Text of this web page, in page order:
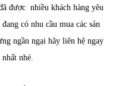
được nhiều khách hàng yêu
có nhu cầu mua các sản
ngần ngại hãy liên hệ ngay
tốt nhất nhé.